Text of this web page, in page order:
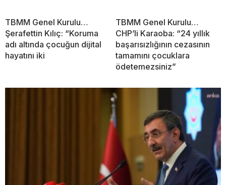
TBMM Genel Kurulu…
Şerafettin Kılıç: “Koruma
adı altında çocuğun dijital
hayatını iki
TBMM Genel Kurulu…
CHP’li Karaoba: “24 yıllık
başarısızlığının cezasının
tamamını çocuklara
ödetemezsiniz”